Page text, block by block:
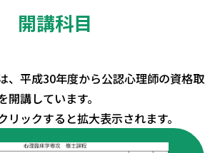
開講科目
、平成30年度から公認心理師の資格取
講しています。
リックすると拡大表示されます。